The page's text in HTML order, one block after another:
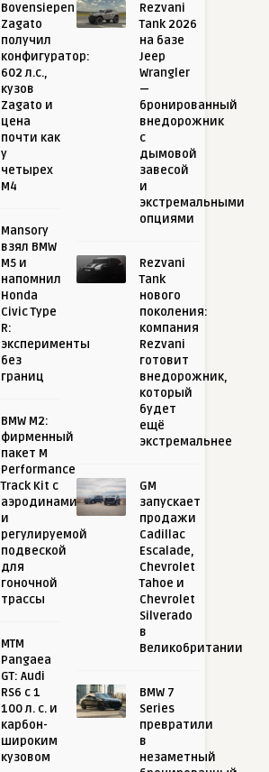
Bovensiepen
Zagato
получил
конфигуратор:
602 л.с.,
кузов
Zagato и
цена
почти как
у
четырех
M4
Mansory
взял BMW
M5 и
напомнил
Honda
Civic Type
R:
эксперименты
без
границ
BMW M2:
фирменный
пакет M
Performance
Track Kit с
аэродинамикой
и
регулируемой
подвеской
для
гоночной
трассы
MTM
Pangaea
GT: Audi
RS6 с 1
100 л. с. и
карбон-
широким
кузовом
Rezvani
Tank 2026
на базе
Jeep
Wrangler
—
бронированный
внедорожник
с
дымовой
завесой
и
экстремальными
опциями
Rezvani
Tank
нового
поколения:
компания
Rezvani
готовит
внедорожник,
который
будет
ещё
экстремальнее
GM
запускает
продажи
Cadillac
Escalade,
Chevrolet
Tahoe и
Chevrolet
Silverado
в
Великобритании
BMW 7
Series
превратили
в
незаметный